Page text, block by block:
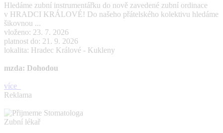
Hledáme zubní instrumentářku do nově zavedené zubní ordinace
v HRADCI KRÁLOVÉ! Do našeho přátelského kolektivu hledáme
šikovnou ...
vloženo: 23. 7. 2026
platnost do: 21. 9. 2026
lokalita: Hradec Králové - Kukleny
mzda: Dohodou
více
Reklama
Zubní lékař